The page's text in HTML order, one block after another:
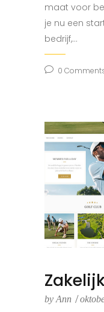
maat voor
je nu een
bedrijf,...
0
by Ann